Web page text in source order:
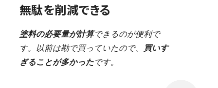
無駄を削減できる
塗料の必要量が計算できるのが便利で
す。以前は勘で買っていたので、
買いす
ぎることが多かったです。